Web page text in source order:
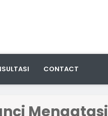
CONTACT
Mengatasi